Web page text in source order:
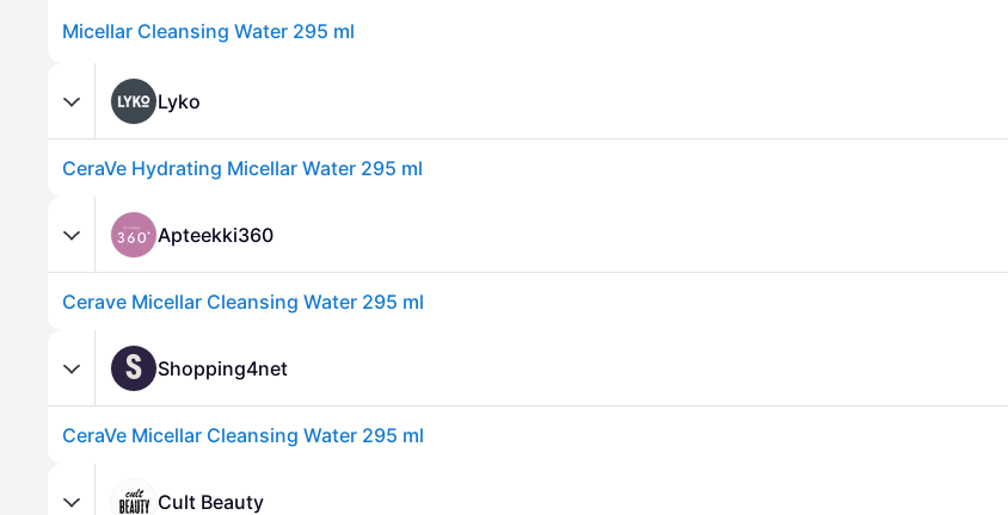
Micellar Cleansing Water 295 ml
Lyko
CeraVe Hydrating Micellar Water 295 ml
Apteekki360
Cerave Micellar Cleansing Water 295 ml
S Shopping4net
CeraVe Micellar Cleansing Water 295 ml
Cult Beauty